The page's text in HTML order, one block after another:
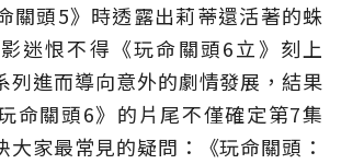
關頭5》時透露出莉蒂還活著的蛛
迷恨不得《玩命關頭6立》刻上
列進而導向意外的劇情發展，結果
命關頭6》的片尾不僅確定第7集
大家最常見的疑問：《玩命關頭：